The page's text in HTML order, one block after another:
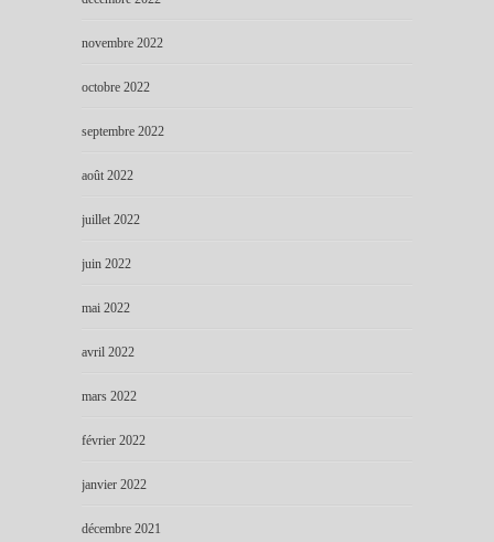
novembre 2022
octobre 2022
septembre 2022
août 2022
juillet 2022
juin 2022
mai 2022
avril 2022
mars 2022
février 2022
janvier 2022
décembre 2021